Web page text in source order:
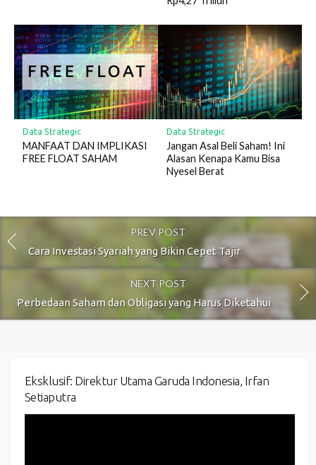
Data Strategic
MANFAAT DAN IMPLIKASI
FREE FLOAT SAHAM
Data Strategic
Jangan Asal Beli Saham! Ini
Alasan Kenapa Kamu Bisa
Nyesel Berat
PREV POST
Cara Investasi Syariah yang Bikin Cepet Tajir
NEXT POST
Perbedaan Saham dan Obligasi yang Harus Diketahui
Eksklusif: Direktur Utama Garuda Indonesia, Irfan
Setiaputra